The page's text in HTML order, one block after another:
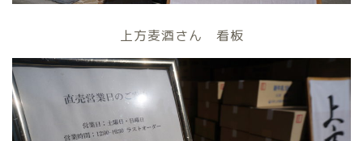
上方麦酒さん 看板